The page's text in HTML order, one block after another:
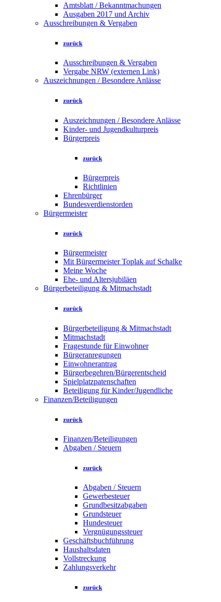
Amtsblatt / Bekanntmachungen
Ausgaben 2017 und Archiv
Ausschreibungen & Vergaben
zurück
Ausschreibungen & Vergaben
Vergabe NRW (externen Link)
Auszeichnungen / Besondere Anlässe
zurück
Auszeichnungen / Besondere Anlässe
Kinder- und Jugendkulturpreis
Bürgerpreis
zurück
Bürgerpreis
Richtlinien
Ehrenbürger
Bundesverdienstorden
Bürgermeister
zurück
Bürgermeister
Mit Bürgermeister Toplak auf Schalke
Meine Woche
Ehe- und Altersjubiläen
Bürgerbeteiligung & Mitmachstadt
zurück
Bürgerbeteiligung & Mitmachstadt
Mitmachstadt
Fragestunde für Einwohner
Bürgeranregungen
Einwohnerantrag
Bürgerbegehren/Bürgerentscheid
Spielplatzpatenschaften
Beteiligung für Kinder/Jugendliche
Finanzen/Beteiligungen
zurück
Finanzen/Beteiligungen
Abgaben / Steuern
zurück
Abgaben / Steuern
Gewerbesteuer
Grundbesitzabgaben
Grundsteuer
Hundesteuer
Vergnügungssteuer
Geschäftsbuchführung
Haushaltsdaten
Vollstreckung
Zahlungsverkehr
zurück